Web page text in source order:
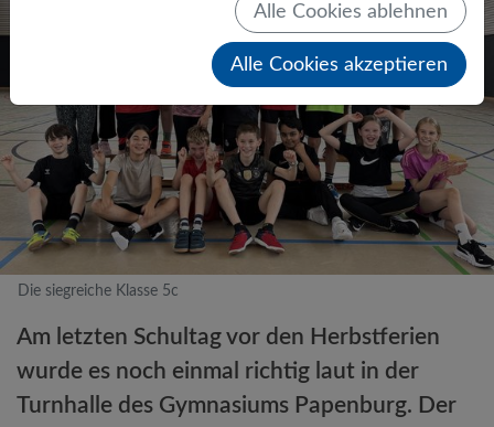
Die siegreiche Klasse 5c
Am letzten Schultag vor den Herbstferien
wurde es noch einmal richtig laut in der
Turnhalle des Gymnasiums Papenburg. Der
Alle Cookies ablehnen
Alle Cookies akzeptieren